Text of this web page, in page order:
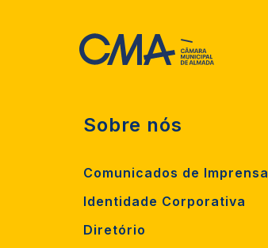
Sobre nós
Comunicados de Imprensa
Identidade Corporativa
Diretório